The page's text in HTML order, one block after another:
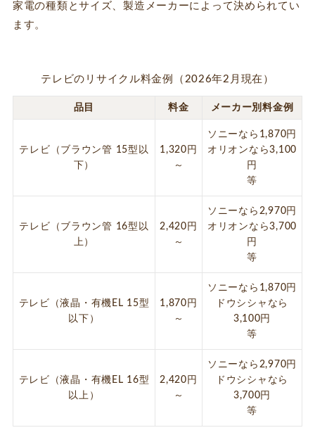
家電の種類とサイズ、製造メーカーによって決められてい
ます。
テレビのリサイクル料金例（2026年2月現在）
品目 料金 メーカー別料金例
テレビ（ブラウン管 15型以
下）
1,320円
～
ソニーなら1,870円
オリオンなら3,100
円
等
テレビ（ブラウン管 16型以
上）
2,420円
～
ソニーなら2,970円
オリオンなら3,700
円
等
テレビ（液晶・有機EL 15型
以下）
1,870円
～
ソニーなら1,870円
ドウシシャなら
3,100円
等
テレビ（液晶・有機EL 16型
以上）
2,420円
～
ソニーなら2,970円
ドウシシャなら
3,700円
等